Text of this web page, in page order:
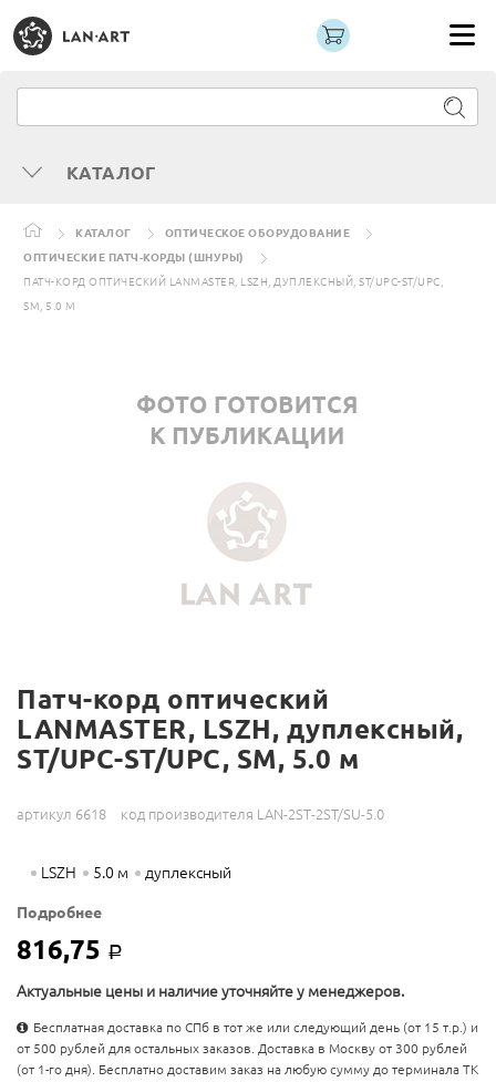
КАТАЛОГ
КАТАЛОГ
ОПТИЧЕСКОЕ ОБОРУДОВАНИЕ
ОПТИЧЕСКИЕ ПАТЧ-КОРДЫ (ШНУРЫ)
ПАТЧ-КОРД ОПТИЧЕСКИЙ LANMASTER, LSZH, ДУПЛЕКСНЫЙ, ST/UPC-ST/UPC,
SM, 5.0 М
Патч-корд оптический
LANMASTER, LSZH, дуплексный,
ST/UPC-ST/UPC, SM, 5.0 м
артикул 6618 код производителя LAN-2ST-2ST/SU-5.0
LSZH 5.0 м дуплексный
Подробнее
816,75 Р
Актуальные цены и наличие уточняйте у менеджеров.
Бесплатная доставка по СПб в тот же или следующий день (от 15 т.р.) и
от 500 рублей для остальных заказов. Доставка в Москву от 300 рублей
(от 1-го дня). Бесплатно доставим заказ на любую сумму до терминала ТК